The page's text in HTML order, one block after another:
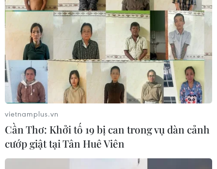
vietnamplus.vn
Cần Thơ: Khởi tố 19 bị can trong vụ dàn cảnh
cướp giật tại Tân Huê Viên